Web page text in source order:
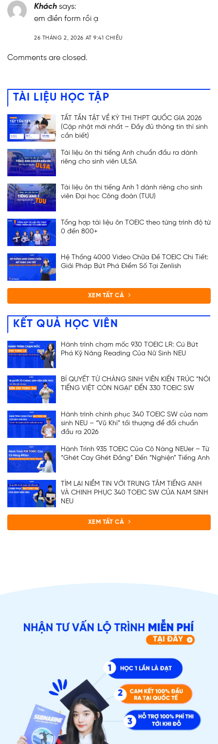
Khách says:
em điền form rồi ạ
26 THÁNG 2, 2026 AT 9:41 CHIỀU
Comments are closed.
TÀI LIỆU HỌC TẬP
TẤT TẦN TẬT VỀ KỲ THI THPT QUỐC GIA 2026
(Cập nhật mới nhất – Đầy đủ thông tin thí sinh
cần biết)
Tài liệu ôn thi tiếng Anh chuẩn đầu ra dành
riêng cho sinh viên ULSA
Tài liệu ôn thi tiếng Anh 1 dành riêng cho sinh
viên Đại học Công đoàn (TUU)
Tổng hợp tài liệu ôn TOEIC theo từng trình độ từ
0 đến 800+
Hệ Thống 4000 Video Chữa Đề TOEIC Chi Tiết:
Giải Pháp Bứt Phá Điểm Số Tại Zenlish
XEM TẤT CẢ
KẾT QUẢ HỌC VIÊN
Hành trình chạm mốc 930 TOEIC LR: Cú Bứt
Phá Kỹ Năng Reading Của Nữ Sinh NEU
BÍ QUYẾT TỪ CHÀNG SINH VIÊN KIẾN TRÚC “NÓI
TIẾNG VIỆT CÒN NGẠI” ĐẾN 330 TOEIC SW
Hành trình chinh phục 340 TOEIC SW của nam
sinh NEU – “Vũ Khí” tối thượng để đổi chuẩn
đầu ra 2026
Hành Trình 935 TOEIC Của Cô Nàng NEUer – Từ
“Ghét Cay Ghét Đắng” Đến “Nghiện” Tiếng Anh
TÌM LẠI NIỀM TIN VỚI TRUNG TÂM TIẾNG ANH
VÀ CHINH PHỤC 340 TOEIC SW CỦA NAM SINH
NEU
XEM TẤT CẢ
ĐĂNG KÝ TƯ VẤN